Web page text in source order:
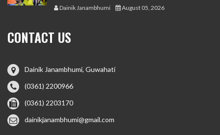
Dainik Janambhumi August 05, 2026
CONTACT US
Dainik Janambhumi, Guwahati
(0361) 2200966
(0361) 2203170
dainikjanambhumi@gmail.com